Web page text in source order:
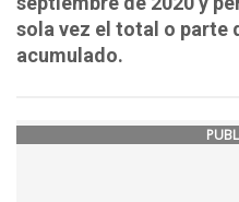
sola vez el total o parte
acumulado.